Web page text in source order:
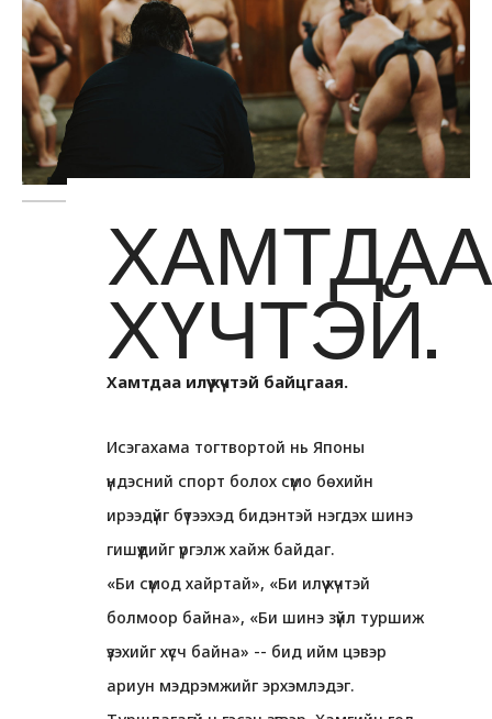
Хамтдаа илүү хүчтэй байцгаая.
ХАМТДАА
ХҮЧТЭЙ.
Исэгахама тогтвортой нь Японы
үндэсний спорт болох сүмо бөхийн
ирээдүйг бүтээхэд бидэнтэй нэгдэх шинэ
гишүүдийг үргэлж хайж байдаг.
«Би сүмод хайртай», «Би илүү хүчтэй
болмоор байна», «Би шинэ зүйл туршиж
үзэхийг хүсч байна» -- бид ийм цэвэр
ариун мэдрэмжийг эрхэмлэдэг.